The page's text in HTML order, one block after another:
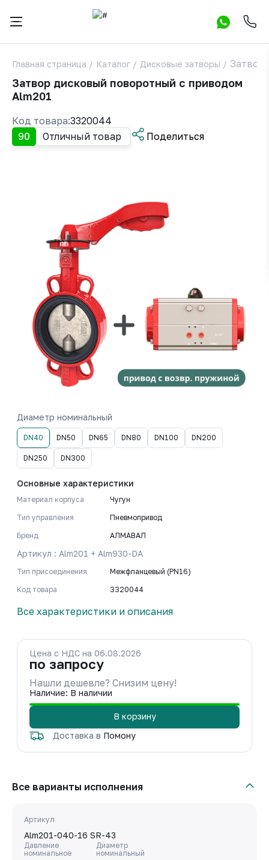
Главная страница / Каталог / Дисковые затворы / Затвор
Затвор дисковый поворотный с приводом
Alm201
90 Отличный товар Поделиться
Код товара:3320044
Диаметр номинальный
DN40 DN50 DN65 DN80 DN100 DN200
DN250 DN300
Основные характеристики
Материал корпуса
Чугун
Тип управления
Пневмопривод
Бренд
АЛМАВАЛ
Артикул : Alm201 + Alm930-DA
Тип присоединения
Межфланцевый (PN16)
Код товара
3320044
Все характеристики и описания
Цена с НДС на 06.08.2026
по запросу
Нашли дешевле? Снизим цену!
Наличие: В наличии
В корзину
Доставка в Помону
Все варианты исполнения
Артикул
Alm201-040-16 SR-43
Давление
номинальное
Диаметр
номинальный